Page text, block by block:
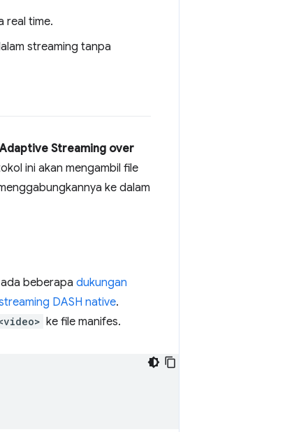
real time.
streaming tanpa
Streaming over
ini akan mengambil file
ke dalam
beberapa dukungan
DASH native.
ke file manifes.